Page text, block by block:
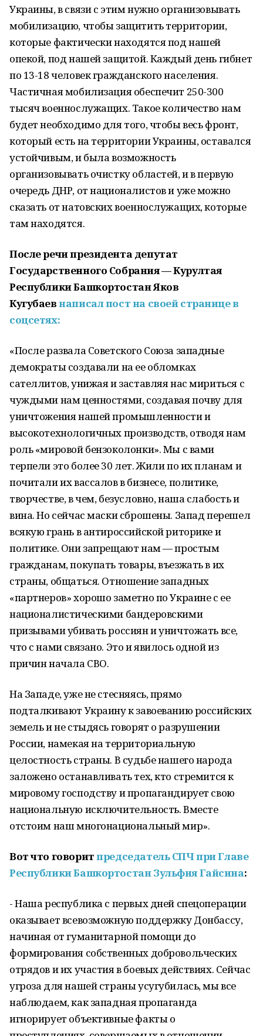
Украины, в связи с этим нужно организовывать
мобилизацию, чтобы защитить территории,
которые фактически находятся под нашей
опекой, под нашей защитой. Каждый день гибнет
по 13-18 человек гражданского населения.
Частичная мобилизация обеспечит 250-300
тысяч военнослужащих. Такое количество нам
будет необходимо для того, чтобы весь фронт,
который есть на территории Украины, оставался
устойчивым, и была возможность
организовывать очистку областей, и в первую
очередь ДНР, от националистов и уже можно
сказать от натовских военнослужащих, которые
там находятся.
После речи президента депутат
Государственного Собрания — Курултая
Республики Башкортостан Яков
Кугубаевнаписал пост на своей странице в
соцсетях:
«После развала Советского Союза западные
демократы создавали на ее обломках
сателлитов, унижая и заставляя нас мириться с
чуждыми нам ценностями, создавая почву для
уничтожения нашей промышленности и
высокотехнологичных производств, отводя нам
роль «мировой бензоколонки». Мы с вами
терпели это более 30 лет. Жили по их планам и
почитали их вассалов в бизнесе, политике,
творчестве, в чем, безусловно, наша слабость и
вина. Но сейчас маски сброшены. Запад перешел
всякую грань в антироссийской риторике и
политике. Они запрещают нам — простым
гражданам, покупать товары, въезжать в их
страны, общаться. Отношение западных
«партнеров» хорошо заметно по Украине с ее
националистическими бандеровскими
призывами убивать россиян и уничтожать все,
что с нами связано. Это и явилось одной из
причин начала СВО.
На Западе, уже не стесняясь, прямо
подталкивают Украину к завоеванию российских
земель и не стыдясь говорят о разрушении
России, намекая на территориальную
целостность страны. В судьбе нашего народа
заложено останавливать тех, кто стремится к
мировому господству и пропагандирует свою
национальную исключительность. Вместе
отстоим наш многонациональный мир».
Вот что говоритпредседатель СПЧ при Главе
Республики Башкортостан Зульфия Гайсина:
- Наша республика с первых дней спецоперации
оказывает всевозможную поддержку Донбассу,
начиная от гуманитарной помощи до
формирования собственных добровольческих
отрядов и их участия в боевых действиях. Сейчас
угроза для нашей страны усугубилась, мы все
наблюдаем, как западная пропаганда
игнорирует объективные факты о